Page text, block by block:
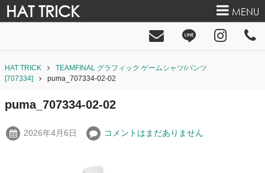
HAT TRICK MENU
HAT TRICK
TEAMFINAL グラフィック ゲームシャツ/パンツ
[707334]
puma_707334-02-02
puma_707334-02-02
2026年4月6日 コメントはまだありません